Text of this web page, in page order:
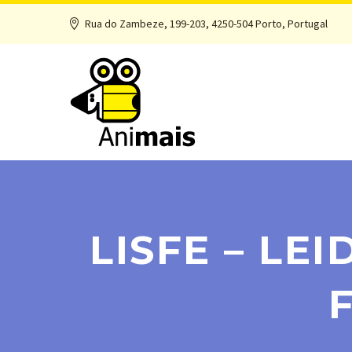
Rua do Zambeze, 199-203, 4250-504 Porto, Portugal
LISFE –